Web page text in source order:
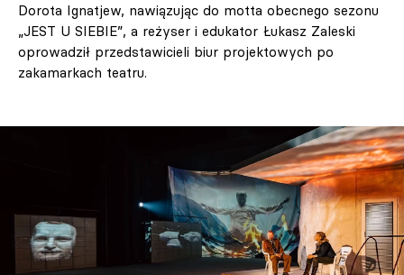
Dorota Ignatjew, nawiązując do motta obecnego sezonu
„JEST U SIEBIE”, a reżyser i edukator Łukasz Zaleski
oprowadził przedstawicieli biur projektowych po
zakamarkach teatru.